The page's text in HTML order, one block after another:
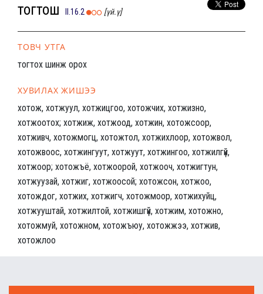
тогтош II.16.2 [үй.ү]
ТОВЧ УТГА
тогтох шинж орох
ХУВИЛАХ ЖИШЭЭ
хотож, хотжуул, хотжицгоо, хотожчих, хотжизно,
хотжоотох; хотжиж, хотжоод, хотжин, хотожсоор,
хотживч, хотожмогц, хотожтол, хотжихлоор, хотожвол,
хотожвоос, хотжингуут, хотжуут, хотжингоо, хотжилгүй,
хотжоор; хотожъё, хотжоорой, хотжооч, хотжигтун,
хотжуузай, хотжиг, хотжоосой; хотожсон, хотжоо,
хотождог, хотжих, хотжигч, хотожмоор, хотжихуйц,
хотжууштай, хотжилтой, хотжишгүй, хотжим, хотожно,
хотожмуй, хотожном, хотожъюу, хотожжээ, хотжив,
хотожлоо